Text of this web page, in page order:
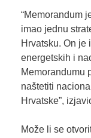
“Memorandum
imao jednu
Hrvatsku. On je
energetskih i
Memorandumu
naštetiti
Hrvatske”,
Može li se